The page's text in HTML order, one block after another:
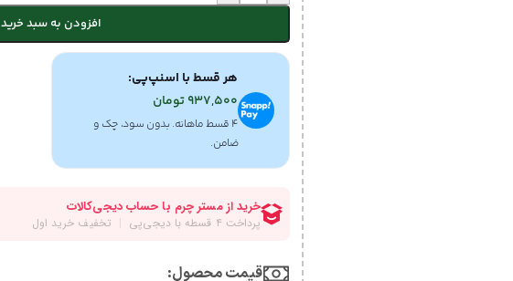
افزودن به سبد خرید
هر قسط با اسنپ‌پی:
937,500تومان
۴ قسط ماهانه. بدون سود، چک و
ضامن.
قیمت محصول:​